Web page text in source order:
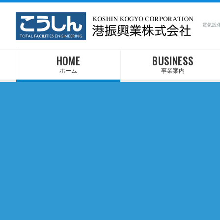
電気設
HOME
ホーム
BUSINESS
事業案内